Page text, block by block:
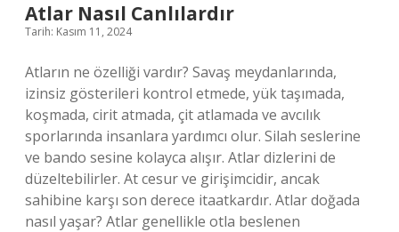
Atlar Nasıl Canlılardır
Tarih: Kasım 11, 2024
Atların ne özelliği vardır? Savaş meydanlarında,
izinsiz gösterileri kontrol etmede, yük taşımada,
koşmada, cirit atmada, çit atlamada ve avcılık
sporlarında insanlara yardımcı olur. Silah seslerine
ve bando sesine kolayca alışır. Atlar dizlerini de
düzeltebilirler. At cesur ve girişimcidir, ancak
sahibine karşı son derece itaatkardır. Atlar doğada
nasıl yaşar? Atlar genellikle otla beslenen